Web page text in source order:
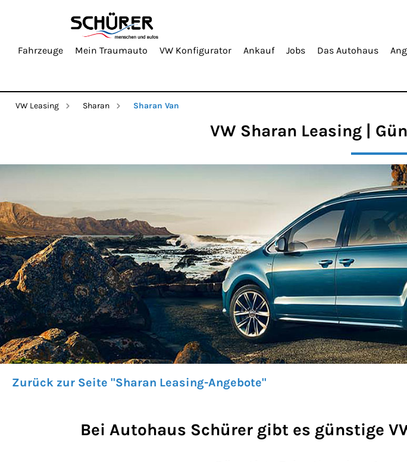
Fahrzeuge Mein Traumauto VW Konfigurator Ankauf Jobs Das Autohaus
VW Leasing Sharan Sharan Van
VW Sharan Leasing |
Zurück zur Seite "Sharan Leasing-Angebote"
Bei Autohaus Schürer gibt es günstige